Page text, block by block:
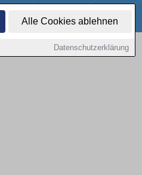
Alle Cookies ablehnen
Datenschutzerklärung
Cookies
GmbH | Content by: 1a-sites-autos